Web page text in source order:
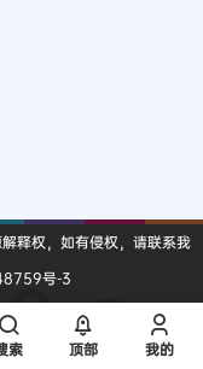
释权，如有侵权，请联系我
号-3
索 顶部 我的